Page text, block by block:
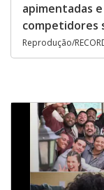
apimentadas
competidores
Reprodução/